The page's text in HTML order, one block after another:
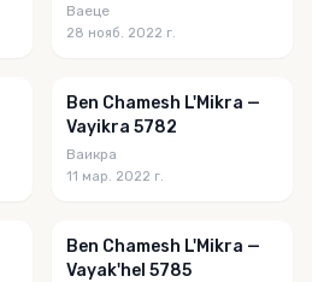
Ваеце
28 нояб. 2022 г.
Ben Chamesh L'Mikra —
Vayikra 5782
Ваикра
11 мар. 2022 г.
Ben Chamesh L'Mikra —
Vayak'hel 5785